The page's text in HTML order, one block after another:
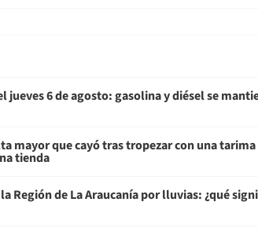
jueves 6 de agosto: gasolina y diésel se
mayor que cayó tras tropezar con una
tienda
Región de La Araucanía por lluvias: ¿qué